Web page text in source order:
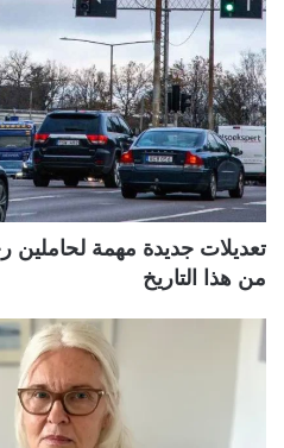
تعديلات جديدة مهمة لحاملين
من هذا التاريخ